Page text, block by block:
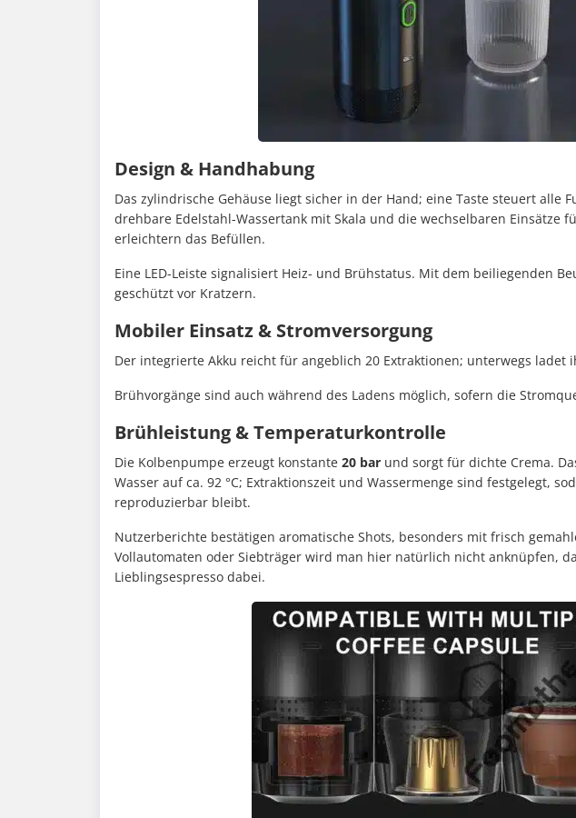
Design & Handhabung
Das zylindrische Gehäuse liegt sicher in der Hand; eine Taste steuert alle
drehbare Edelstahl-Wassertank mit Skala und die wechselbaren Einsätze
erleichtern das Befüllen.
Eine LED-Leiste signalisiert Heiz- und Brühstatus. Mit dem beiliegenden
geschützt vor Kratzern.
Mobiler Einsatz & Stromversorgung
Der integrierte Akku reicht für angeblich 20 Extraktionen; unterwegs ladet
Brühvorgänge sind auch während des Ladens möglich, sofern die
Brühleistung & Temperaturkontrolle
Die Kolbenpumpe erzeugt konstante 20 bar und sorgt für dichte Crema.
Wasser auf ca. 92 °C; Extraktionszeit und Wassermenge sind festgelegt,
reproduzierbar bleibt.
Nutzerberichte bestätigen aromatische Shots, besonders mit frisch
Vollautomaten oder Siebträger wird man hier natürlich nicht anknüpfen,
Lieblingsespresso dabei.